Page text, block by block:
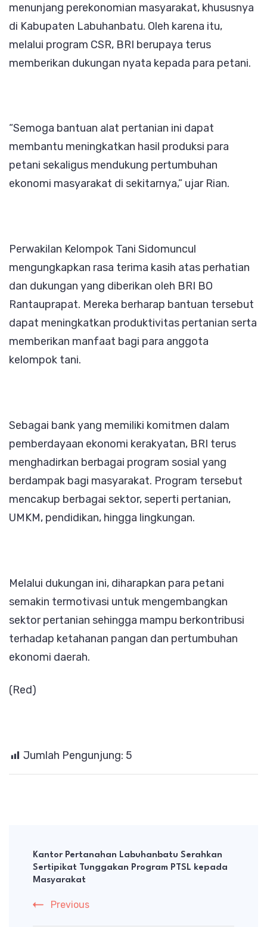
menunjang perekonomian masyarakat, khususnya
di Kabupaten Labuhanbatu. Oleh karena itu,
melalui program CSR, BRI berupaya terus
memberikan dukungan nyata kepada para petani.
“Semoga bantuan alat pertanian ini dapat
membantu meningkatkan hasil produksi para
petani sekaligus mendukung pertumbuhan
ekonomi masyarakat di sekitarnya,” ujar Rian.
Perwakilan Kelompok Tani Sidomuncul
mengungkapkan rasa terima kasih atas perhatian
dan dukungan yang diberikan oleh BRI BO
Rantauprapat. Mereka berharap bantuan tersebut
dapat meningkatkan produktivitas pertanian serta
memberikan manfaat bagi para anggota
kelompok tani.
Sebagai bank yang memiliki komitmen dalam
pemberdayaan ekonomi kerakyatan, BRI terus
menghadirkan berbagai program sosial yang
berdampak bagi masyarakat. Program tersebut
mencakup berbagai sektor, seperti pertanian,
UMKM, pendidikan, hingga lingkungan.
Melalui dukungan ini, diharapkan para petani
semakin termotivasi untuk mengembangkan
sektor pertanian sehingga mampu berkontribusi
terhadap ketahanan pangan dan pertumbuhan
ekonomi daerah.
(Red)
Jumlah Pengunjung: 5
Navigation
Kantor Pertanahan Labuhanbatu Serahkan
Sertipikat Tunggakan Program PTSL kepada
Masyarakat
Previous